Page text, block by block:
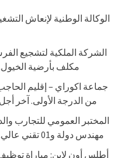
مكلف بأرضية الخيول. آخر
من الدرجة الأولى. آخر أجل للترشيح
مهندس دولة و01 تقني عالي. آخر أجل هو 02 يونيو 2023